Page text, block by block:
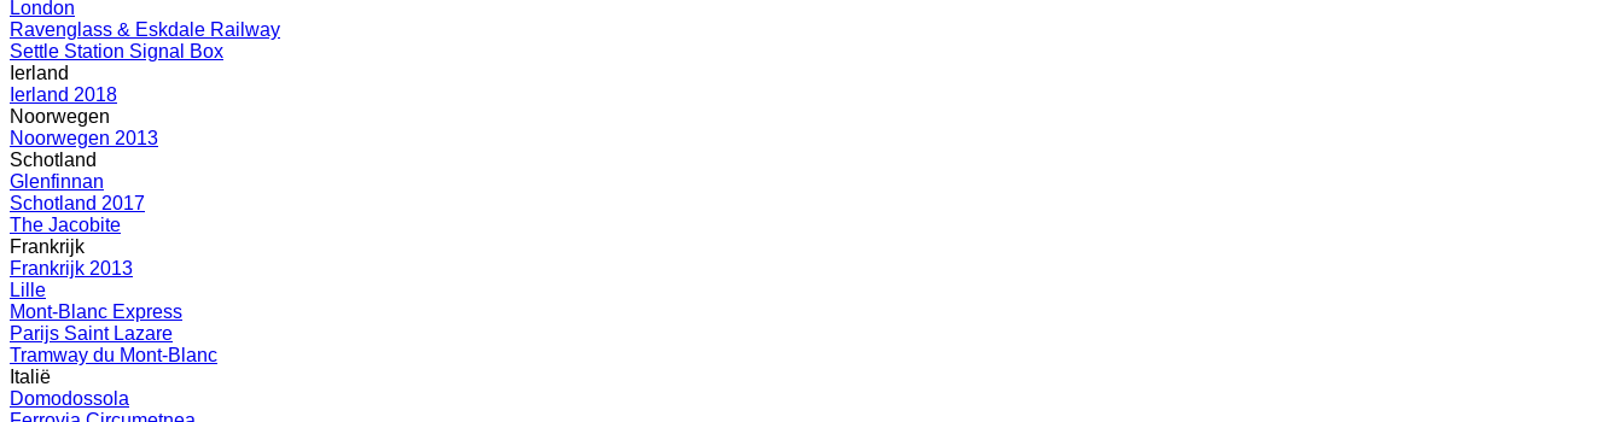
London
Ravenglass & Eskdale Railway
Settle Station Signal Box
Ierland
Ierland 2018
Noorwegen
Noorwegen 2013
Schotland
Glenfinnan
Schotland 2017
The Jacobite
Frankrijk
Frankrijk 2013
Lille
Mont-Blanc Express
Parijs Saint Lazare
Tramway du Mont-Blanc
Italië
Domodossola